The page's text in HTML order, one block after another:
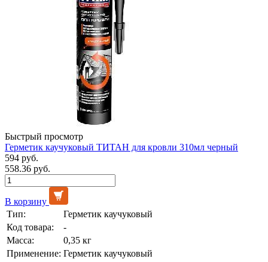
Быстрый просмотр
Герметик каучуковый ТИТАН для кровли 310мл черный
594 руб.
558.36 руб.
В корзину
Тип:
Герметик каучуковый
Код товара:
-
Масса:
0,35 кг
Применение: Герметик каучуковый